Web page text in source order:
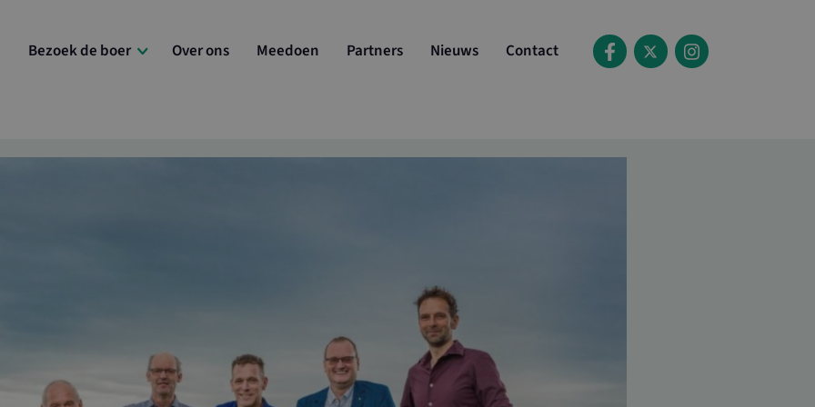
Bezoek de boer Over ons Meedoen Partners Nieuws Contact